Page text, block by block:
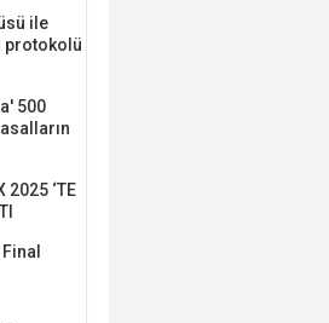
ile
protokolü
500
2025 ‘TE